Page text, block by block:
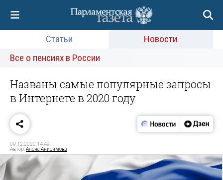
Статьи
Новости
Все о пенсиях в России
Названы самые популярные запросы
в Интернете в 2020 году
09.12.2020 14:49
Автор:Алёна Анисимова